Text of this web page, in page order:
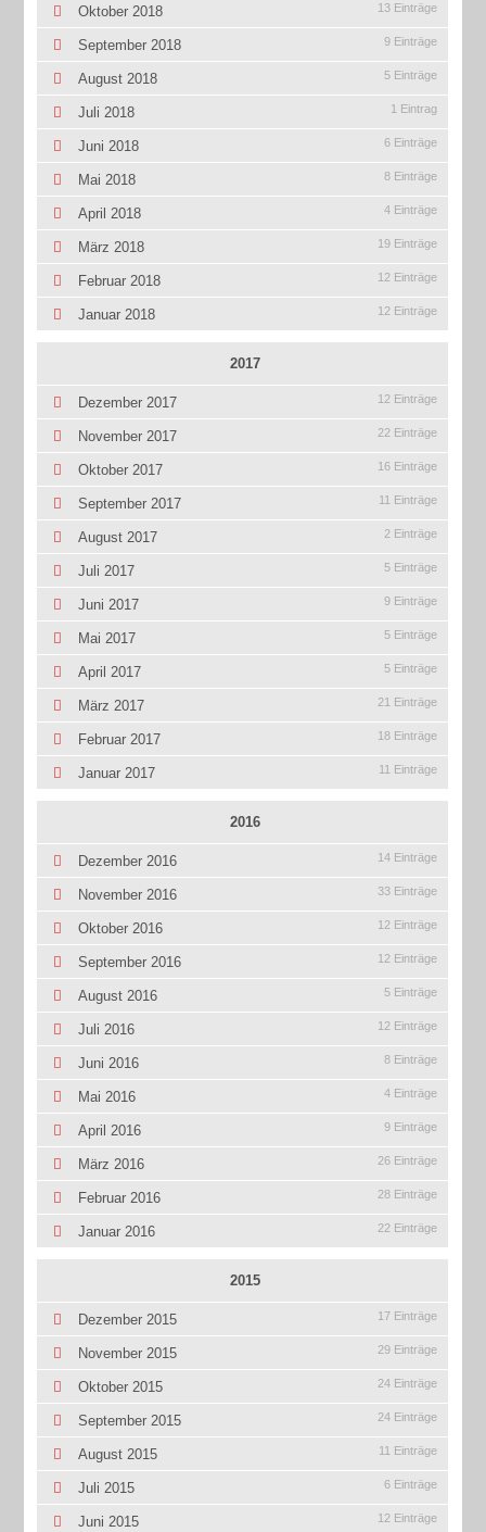
Oktober 2018 13 Einträge
September 2018 9 Einträge
August 2018 5 Einträge
Juli 2018 1 Eintrag
Juni 2018 6 Einträge
Mai 2018 8 Einträge
April 2018 4 Einträge
März 2018 19 Einträge
Februar 2018 12 Einträge
Januar 2018 12 Einträge
2017
Dezember 2017 12 Einträge
November 2017 22 Einträge
Oktober 2017 16 Einträge
September 2017 11 Einträge
August 2017 2 Einträge
Juli 2017 5 Einträge
Juni 2017 9 Einträge
Mai 2017 5 Einträge
April 2017 5 Einträge
März 2017 21 Einträge
Februar 2017 18 Einträge
Januar 2017 11 Einträge
2016
Dezember 2016 14 Einträge
November 2016 33 Einträge
Oktober 2016 12 Einträge
September 2016 12 Einträge
August 2016 5 Einträge
Juli 2016 12 Einträge
Juni 2016 8 Einträge
Mai 2016 4 Einträge
April 2016 9 Einträge
März 2016 26 Einträge
Februar 2016 28 Einträge
Januar 2016 22 Einträge
2015
Dezember 2015 17 Einträge
November 2015 29 Einträge
Oktober 2015 24 Einträge
September 2015 24 Einträge
August 2015 11 Einträge
Juli 2015 6 Einträge
Juni 2015 12 Einträge